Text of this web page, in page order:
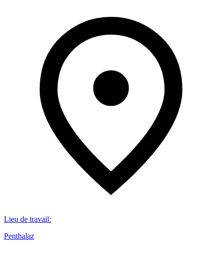
Lieu de travail:
Penthalaz